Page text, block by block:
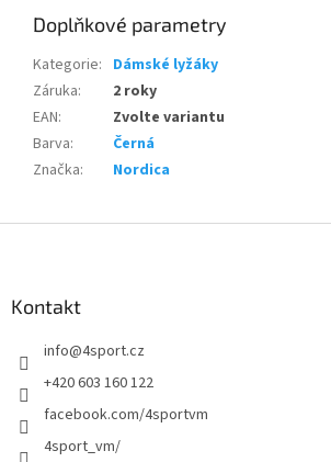
Doplňkové parametry
Kategorie: Dámské lyžáky
Záruka:
2 roky
EAN:
Zvolte variantu
Barva:
Černá
Značka: Nordica
Kontakt
info@4sport.cz
+420 603 160 122
facebook.com/4sportvm
4sport_vm/